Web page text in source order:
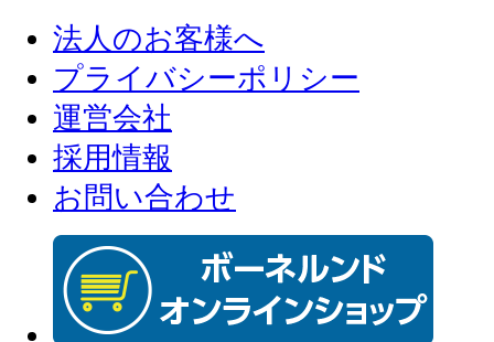
法人のお客様へ
プライバシーポリシー
運営会社
採用情報
お問い合わせ